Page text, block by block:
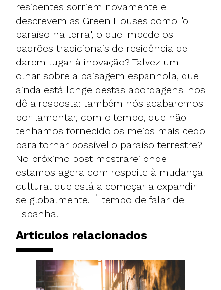
residentes sorriem novamente e
descrevem as Green Houses como "o
paraíso na terra", o que impede os
padrões tradicionais de residência de
darem lugar à inovação? Talvez um
olhar sobre a paisagem espanhola, que
ainda está longe destas abordagens, nos
dê a resposta: também nós acabaremos
por lamentar, com o tempo, que não
tenhamos fornecido os meios mais cedo
para tornar possível o paraíso terrestre?
No próximo post mostrarei onde
estamos agora com respeito à mudança
cultural que está a começar a expandir-
se globalmente. É tempo de falar de
Espanha.
Artículos relacionados